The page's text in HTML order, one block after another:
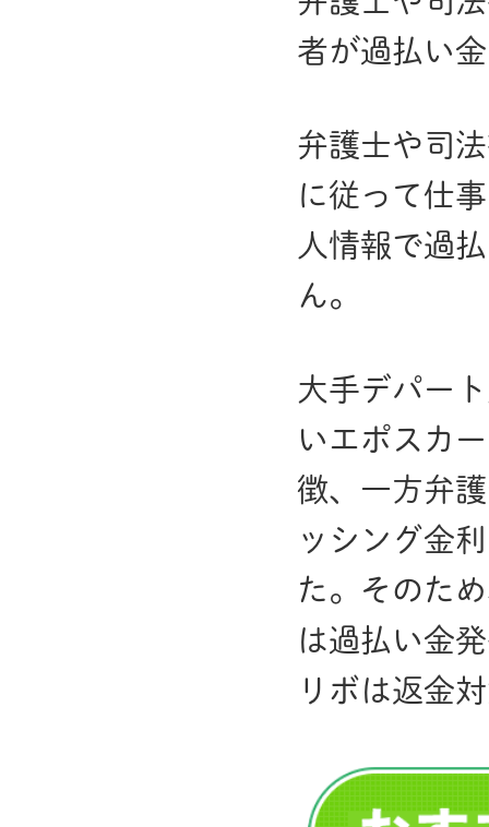
者が過払い
弁護士や司
に従って仕
人情報で過
ん。
大手デパー
いエポスカ
徴、一方弁
ッシング金
た。そのた
は過払い金
リボは返金